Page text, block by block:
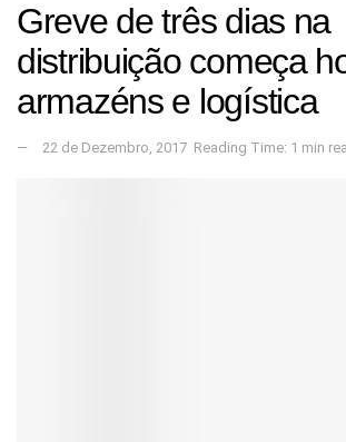
Greve de três dias na
distribuição começa
armazéns e logística
22 de Dezembro, 2017 Reading Time: 1 min